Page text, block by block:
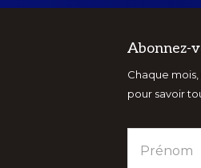
Abonnez-
Chaque
pour savoir